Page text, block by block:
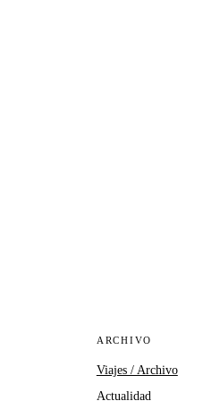
ARCHIVO
Viajes / Archivo
Actualidad